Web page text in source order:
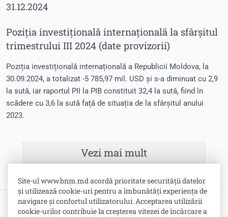
Site-ul www.bnm.md acordă prioritate securității datelor
și utilizează cookie-uri pentru a îmbunătăți experiența de
navigare și confortul utilizatorului. Acceptarea utilizării
cookie-urilor contribuie la creșterea vitezei de încărcare a
31.12.2024
Poziția investițională internațională la sfârșitul
trimestrului III 2024 (date provizorii)
Poziția investițională internațională a Republicii Moldova, la
30.09.2024, a totalizat -5 785,97 mil. USD și s-a diminuat cu 2,9
la sută, iar raportul PII la PIB constituit 32,4 la sută, fiind în
scădere cu 3,6 la sută față de situația de la sfârșitul anului
2023.
Vezi mai mult
Bulevardul Grigore Vieru nr. 1,